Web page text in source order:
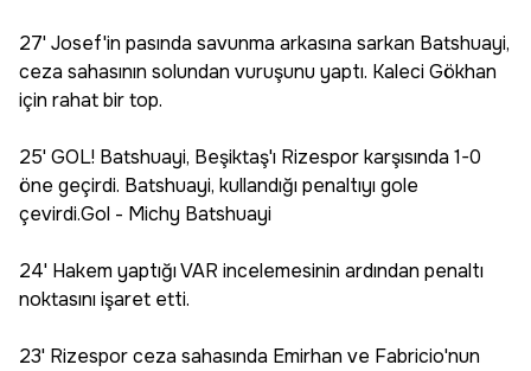
27' Josef'in pasında savunma arkasına sarkan Batshuayi,
ceza sahasının solundan vuruşunu yaptı. Kaleci Gökhan
için rahat bir top.
25' GOL! Batshuayi, Beşiktaş'ı Rizespor karşısında 1-0
öne geçirdi. Batshuayi, kullandığı penaltıyı gole
çevirdi.Gol - Michy Batshuayi
24' Hakem yaptığı VAR incelemesinin ardından penaltı
noktasını işaret etti.
23' Rizespor ceza sahasında Emirhan ve Fabricio'nun